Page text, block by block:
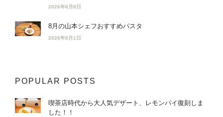
2026年8月8日
8月の山本シェフおすすめパスタ
2026年8月1日
POPULAR POSTS
喫茶店時代から大人気デザート、レモンパイ復刻しま
した！！